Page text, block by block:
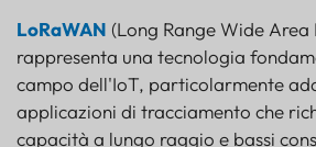
LoRaWAN (Long Range Wide
rappresenta una tecnologia
campo dell'IoT, particolarmente
applicazioni di tracciamento che
capacità a lungo raggio e bassi